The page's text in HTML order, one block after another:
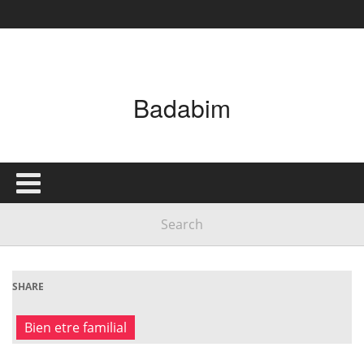
Badabim
SHARE
Bien etre familial